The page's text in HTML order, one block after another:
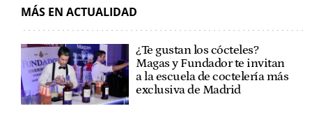
MÁS EN ACTUALIDAD
¿Te gustan los cócteles?
Magas y Fundador te invitan
a la escuela de coctelería más
exclusiva de Madrid